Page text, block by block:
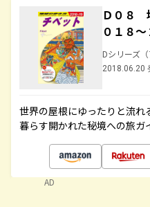
Ｄ０８
０１８
Dシリーズ
2018.06.20
世界の屋根にゆったりと流
暮らす開かれた秘境への旅ガ
AD